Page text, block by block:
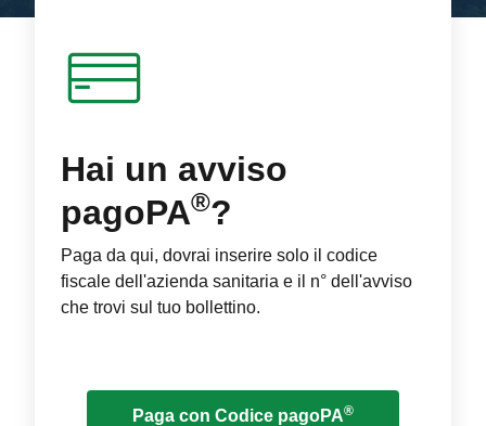
Hai un avviso
pagoPA®?
Paga da qui, dovrai inserire solo il codice
fiscale dell'azienda sanitaria e il n° dell'avviso
che trovi sul tuo bollettino.
Paga con Codice pagoPA®